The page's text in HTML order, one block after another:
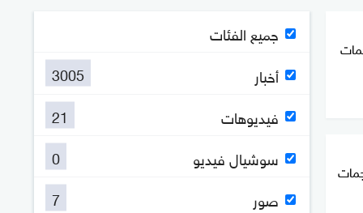
وإصابة 27 بهجمات
جميع الفئات
أخبار
3005
فيديوهات
21
سوشيال فيديو
0
صور
7